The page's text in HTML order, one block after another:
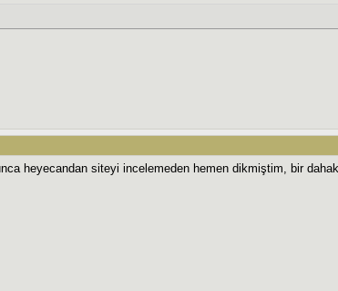
heyecandan siteyi incelemeden hemen dikmiştim, bir